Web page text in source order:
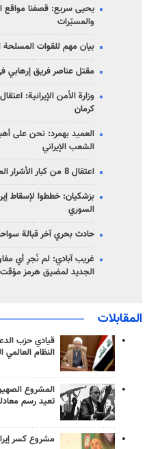
يحيى سريع: قصفنا مواقع
والمسيّرات
بيان مهم للقوات
مقتل عناصر فريق
كرمان
العميد بهمرد: نحن على
الشعب الإيراني
اعتقال 8 من كبار الأشرار المسلحين ومنتسبي الجماعات الإرهابية
السوري
حادث بحري آخر قبالة
غريب آبادي: لم نُجرِ أي
الجديد لمضيق هرمز مؤقت
المقابلات
قيادي حزب
النظام العالمي
المشروع
تعيد رسم
مشروع كسر